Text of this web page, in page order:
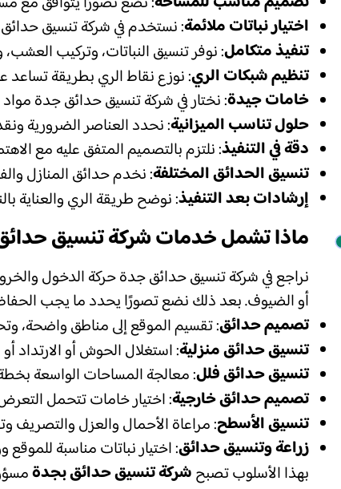
اختيار نباتات ملائمة: نستخدم في شركة تنسيق
تنفيذ متكامل: نوفر تنسيق النباتات، وتركيب
تنظيم شبكات الري: نوزع نقاط الري بطريقة تساعد
خامات جيدة: نختار في شركة تنسيق حدائق جدة
حلول تناسب الميزانية: نحدد العناصر الضرورية
دقة في التنفيذ: نلتزم بالتصميم المتفق عليه مع
تنسيق الحدائق المختلفة: نخدم حدائق المنازل
إرشادات بعد التنفيذ: نوضح طريقة الري والعناية
ماذا تشمل خدمات شركة تنسيق
نراجع في شركة تنسيق حدائق جدة حركة الدخول
أو الضيوف. بعد ذلك نضع تصورًا يحدد ما يجب الحفاظ
تصميم حدائق: تقسيم الموقع إلى مناطق واضحة،
تنسيق حدائق منزلية: استغلال الحوش أو الارتداد
تنسيق حدائق فلل: معالجة المساحات الواسعة
تصميم حدائق خارجية: اختيار خامات تتحمل
تنسيق الأسطح: مراعاة الأحمال والعزل والتصريف
زراعة وتنسيق حدائق: اختيار نباتات مناسبة
بهذا الأسلوب تصبحشركة تنسيق حدائق بجدة